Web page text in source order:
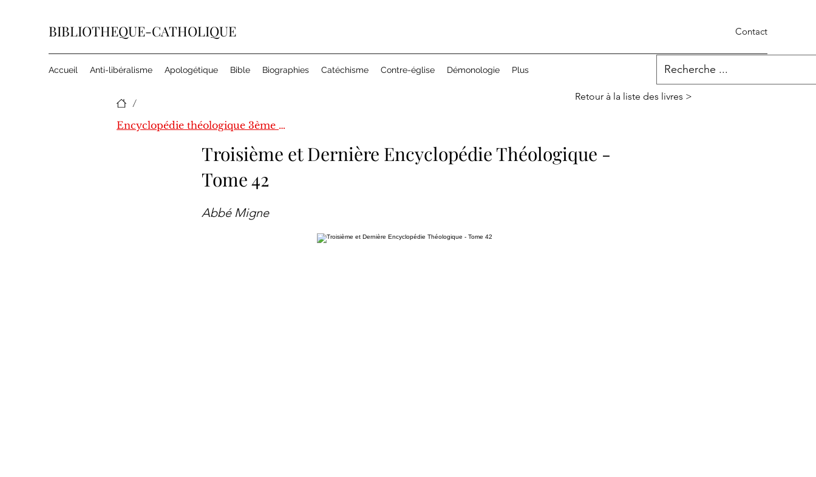
BIBLIOTHEQUE-CATHOLIQUE Contact
Accueil Anti-libéralisme Apologétique Bible Biographies Catéchisme Contre-église Démonologie Plus
/
Encyclopédie théologique 3ème série
Retour à la liste des livres >
Troisième et Dernière Encyclopédie Théologique -
Tome 42
Abbé Migne